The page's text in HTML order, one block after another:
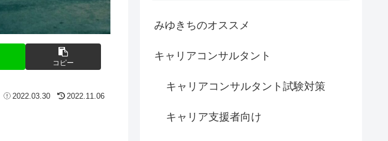
コピー
2022.03.30 2022.11.06
みゆきちのオススメ
キャリアコンサルタント
キャリアコンサルタント試験対策
キャリア支援者向け